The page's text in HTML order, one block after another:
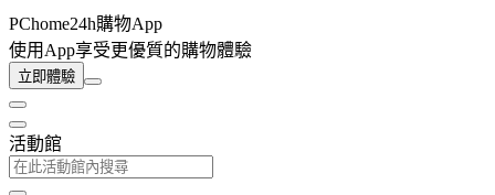
PChome24h購物App
使用App享受更優質的購物體驗
立即體驗
活動館